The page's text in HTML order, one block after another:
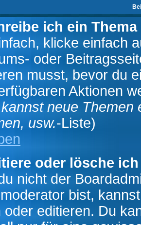
ich ein
klicke einfach
oder
musst, bevor du
Aktionen
neue Themen
usw.-Liste)
oder lösche
nicht der
bist,
oder editieren. Du